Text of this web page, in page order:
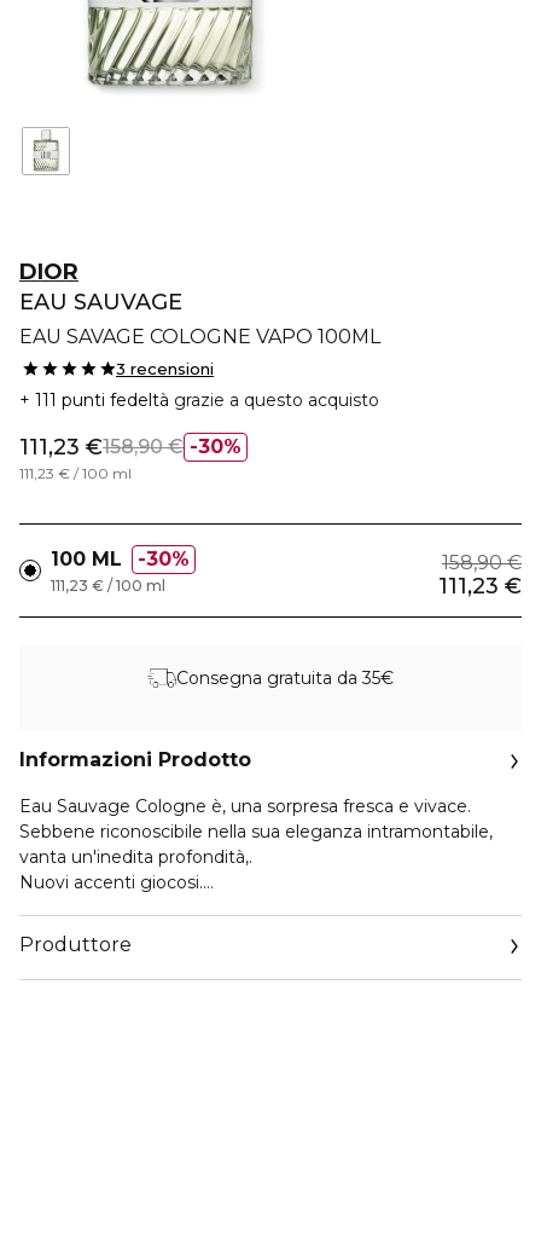
DIOR
EAU SAUVAGE
EAU SAVAGE COLOGNE VAPO 100ML
3 recensioni
111 punti fedeltà grazie a questo acquisto
30%
111,23 €158,90 €
111,23 € / 100 ml
100 ML 30% 158,90 €
111,23 €
111,23 € / 100 ml
Consegna gratuita da 35€
Informazioni Prodotto
Eau Sauvage Cologne è, una sorpresa fresca e vivace.
Sebbene riconoscibile nella sua eleganza intramontabile,
vanta un'inedita profondità,.
Nuovi accenti giocosi.
Legnosa, fresca e speziata, Eau Sauvage Cologne è,
l'essenza del fascino. Una composizione immediata,
dirompente.
Produttore